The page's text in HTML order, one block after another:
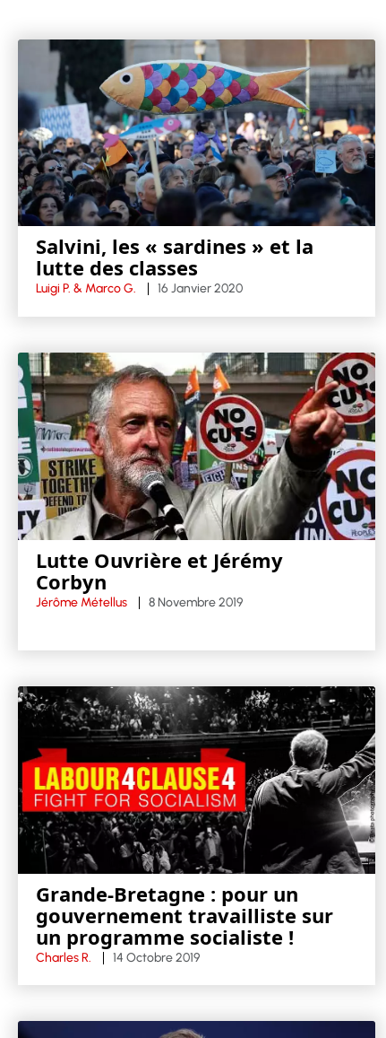
Salvini, les « sardines » et la
lutte des classes
Luigi P. & Marco G. 16 Janvier 2020
Lutte Ouvrière et Jérémy
Corbyn
Jérôme Métellus 8 Novembre 2019
Grande-Bretagne : pour un
gouvernement travailliste sur
un programme socialiste !
Charles R. 14 Octobre 2019